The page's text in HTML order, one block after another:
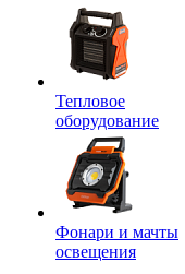
Тепловое
оборудование
Фонари и мачты
освещения